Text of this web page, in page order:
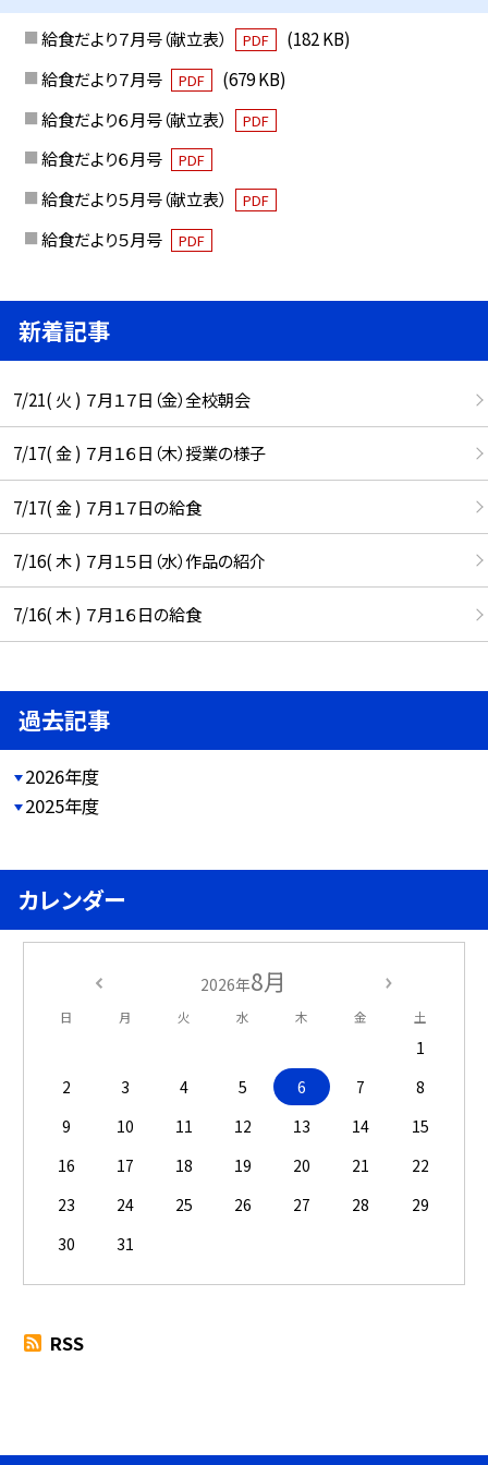
給食だより７月号（献立表） PDF
(182 KB)
給食だより７月号
PDF
(679 KB)
給食だより６月号（献立表）
PDF
給食だより６月号 PDF
給食だより５月号（献立表） PDF
給食だより５月号 PDF
新着記事
7/21( 火 ) ７月１７日（金）全校朝会
7/17( 金 ) ７月１６日（木）授業の様子
7/17( 金 ) ７月１７日の給食
7/16( 木 ) ７月１５日（水）作品の紹介
7/16( 木 ) ７月１６日の給食
過去記事
2026年度
2025年度
カレンダー
2026年8月
日 月 火 水 木 金 土
1
2
3 4 5 6 7
8
9
10 11 12 13 14
15
16
17 18 19 20 21
22
23
24 25 26 27 28
29
30
31
RSS